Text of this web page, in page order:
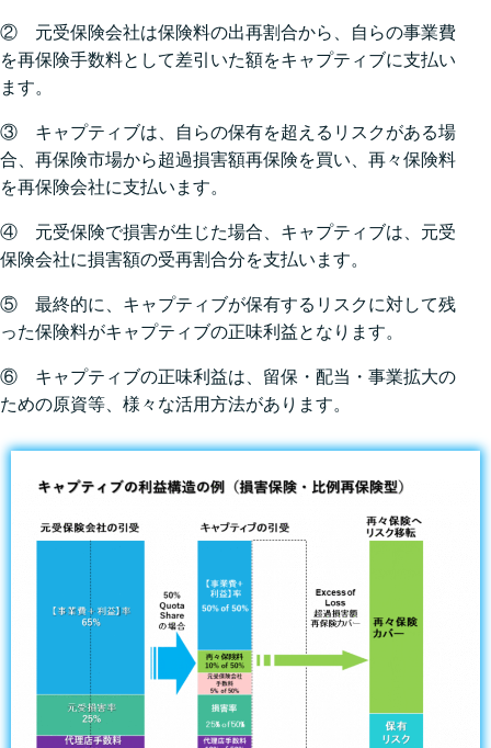
② 元受保険会社は保険料の出再割合から、⾃らの事業費
を再保険⼿数料として差引いた額をキャプティブに⽀払い
ます。
③ キャプティブは、⾃らの保有を超えるリスクがある場
合、再保険市場から超過損害額再保険を買い、再々保険料
を再保険会社に⽀払います。
④ 元受保険で損害が⽣じた場合、キャプティブは、元受
保険会社に損害額の受再割合分を⽀払います。
⑤ 最終的に、キャプティブが保有するリスクに対して残
った保険料がキャプティブの正味利益となります。
⑥ キャプティブの正味利益は、留保・配当・事業拡⼤の
ための原資等、様々な活⽤⽅法があります。